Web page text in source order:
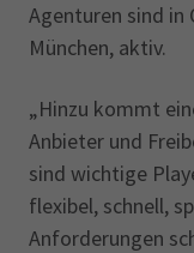
Agenturen sind in
München, aktiv.
„Hinzu kommt
Anbieter und
sind wichtige
flexibel, schnell,
Anforderungen